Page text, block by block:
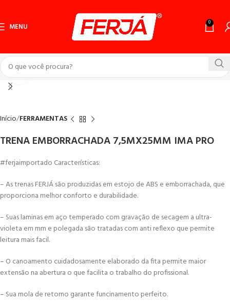
MENU 0
Click to enlarge
Início FERRAMENTAS
TRENA EMBORRACHADA 7,5MX25MM IMA PRO
#ferjaimportado Características:
– As trenas FERJÁ são produzidas em estojo de ABS e emborrachada, que
proporciona melhor conforto e durabilidade.
– Suas laminas em aço temperado com gravação de secagem a ultra-
violeta em mm e polegada são tratadas com anti reflexo que permite
leitura mais facil.
– O canoamento cuidadosamente elaborado da fita permite maior
extensão na abertura o que facilita o trabalho do profissional.
– Sua mola de retorno garante funcinamento perfeito.